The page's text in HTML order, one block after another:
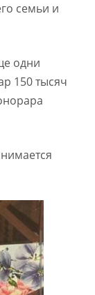
семьи и
одни
150 тысяч